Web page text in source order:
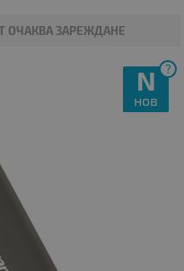
ОЧАКВА ЗАРЕЖДАНЕ
?
N
нов